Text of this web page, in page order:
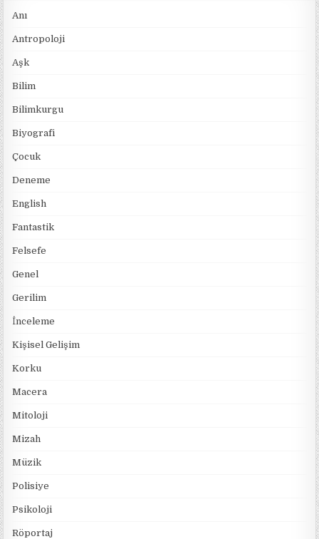
Anı
Antropoloji
Aşk
Bilim
Bilimkurgu
Biyografi
Çocuk
Deneme
English
Fantastik
Felsefe
Genel
Gerilim
İnceleme
Kişisel Gelişim
Korku
Macera
Mitoloji
Mizah
Müzik
Polisiye
Psikoloji
Röportaj